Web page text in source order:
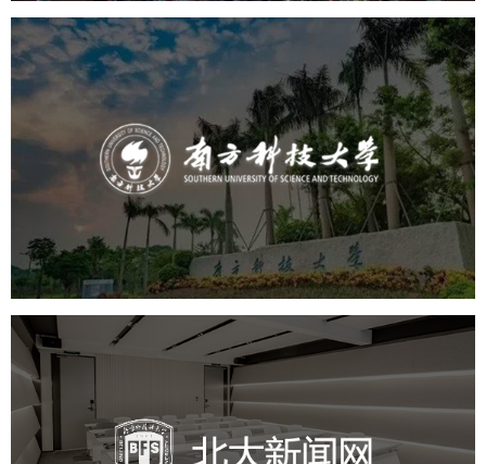
南方科技大学
高校 大学网站建设
高校网站建设
学校网站建设
教育网站建设
北外新闻网